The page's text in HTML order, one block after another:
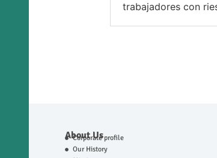
trabajadores con
About Us
Corporate profile
Our History